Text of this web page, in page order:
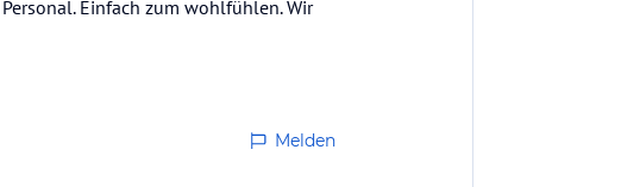
Einfach zum wohlfühlen. Wir
Melden